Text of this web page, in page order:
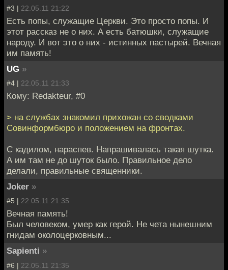
#3 | 22.05.11 21:22
Есть попы, служащие Церкви. Это просто попы. И
этот рассказ не о них. А есть батюшки, служащие
народу. И вот это о них - истинных пастырей. Вечная
им память!
UG »
#4 | 22.05.11 21:33
Кому: Redakteur, #0
> на службах знакомил прихожан со сводками
Совинформбюро и положением на фронтах.
С кадилом, нараспев. Напрашивалась такая шутка.
А им там не до шуток было. Правильное дело
делали, правильные священники.
Joker »
#5 | 22.05.11 21:35
Вечная память!
Был человеком, умер как герой. Не чета нынешним
гнидам околоцерковным...
Sapienti »
#6 | 22.05.11 21:35